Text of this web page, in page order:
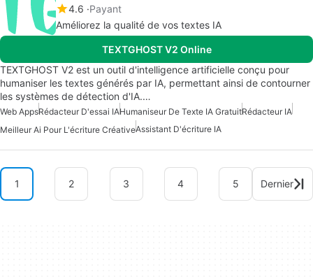
4.6 Payant
Améliorez la qualité de vos textes IA
TEXTGHOST V2 Online
TEXTGHOST V2 est un outil d'intelligence artificielle conçu pour
humaniser les textes générés par IA, permettant ainsi de contourner
les systèmes de détection d'IA.…
Web AppsRédacteur D'essai IAHumaniseur De Texte IA GratuitRédacteur IA
Meilleur Ai Pour L'écriture CréativeAssistant D'écriture IA
1 2 3 4 5 Dernier